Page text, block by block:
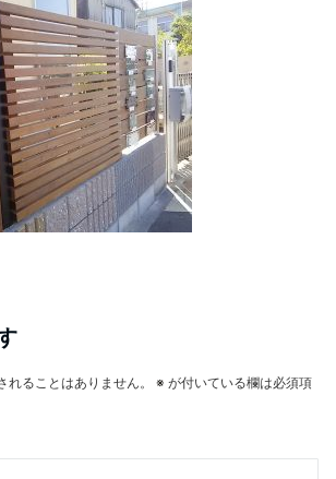
れることはありません。 ※ が付いている欄は必須項